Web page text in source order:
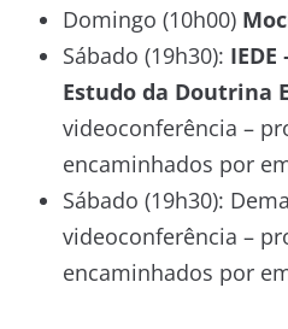
Domingo (10h00)
Sábado (19h30):
Estudo da Doutrina
videoconferência –
encaminhados por
Sábado (19h30):
videoconferência –
encaminhados por